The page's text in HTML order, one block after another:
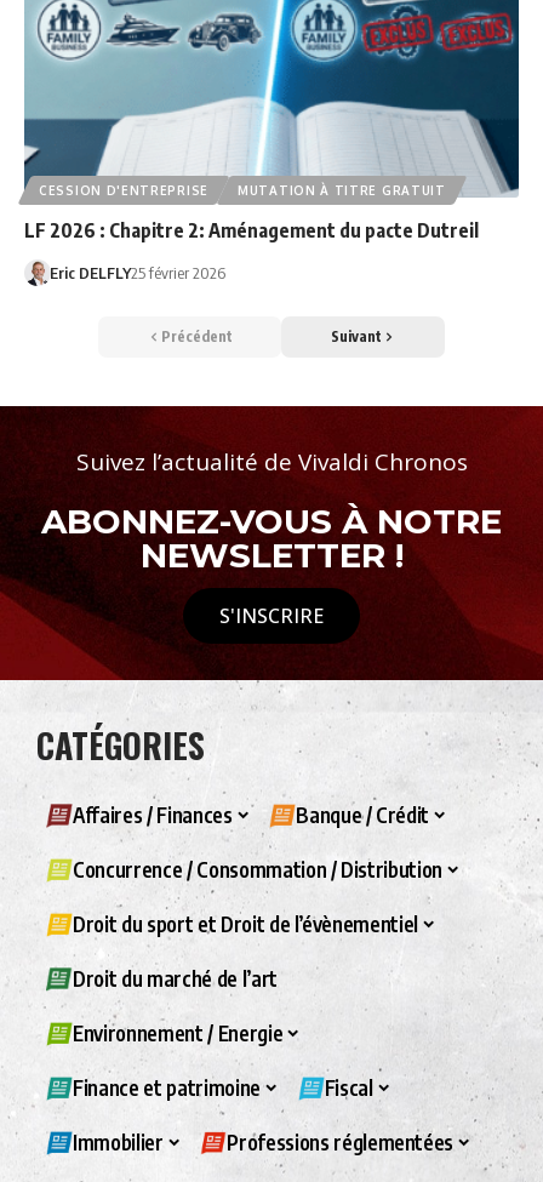
CESSION D'ENTREPRISE MUTATION À TITRE GRATUIT
LF 2026 : Chapitre 2: Aménagement du pacte Dutreil
Eric DELFLY25 février 2026
Précédent Suivant
Suivez l’actualité de Vivaldi Chronos
ABONNEZ-VOUS À NOTRE
NEWSLETTER !
S'INSCRIRE
CATÉGORIES
Affaires / Finances Banque / Crédit
Concurrence / Consommation / Distribution
Droit du sport et Droit de l’évènementiel
Droit du marché de l’art
Environnement / Energie
Finance et patrimoine Fiscal
Immobilier Professions réglementées